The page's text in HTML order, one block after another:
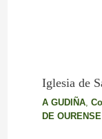
Iglesia de
A GUDIÑA,
DE OURENSE